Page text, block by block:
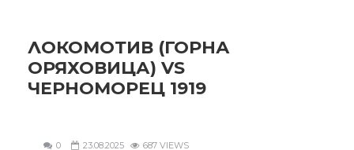
ЛОКОМОТИВ (ГОРНА
ОРЯХОВИЦА) VS
ЧЕРНОМОРЕЦ 1919
0 23.08.2025 687 VIEWS